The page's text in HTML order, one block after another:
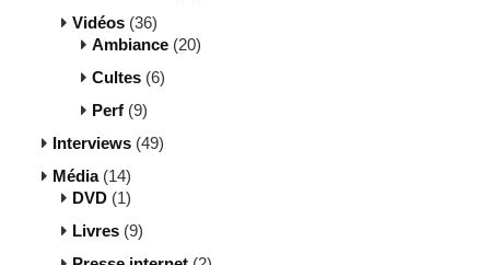
Vidéos (36)
Ambiance (20)
Cultes (6)
Perf (9)
Interviews (49)
Média(14)
DVD (1)
Livres (9)